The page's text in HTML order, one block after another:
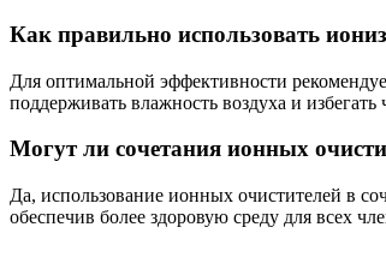
Как правильно использовать
Для оптимальной эффективности
поддерживать влажность воздуха и
Могут ли сочетания ионных
Да, использование ионных очистителей в
обеспечив более здоровую среду для всех